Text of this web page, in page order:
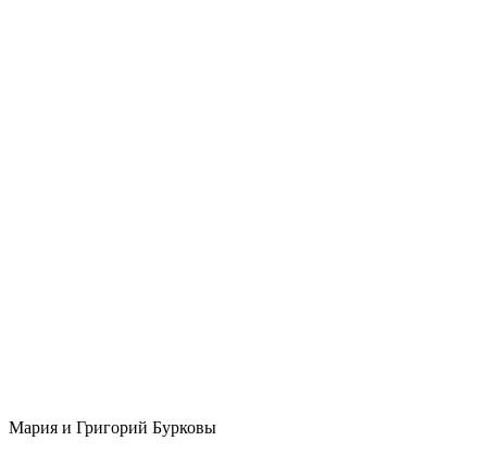
Мария и Григорий Бурковы